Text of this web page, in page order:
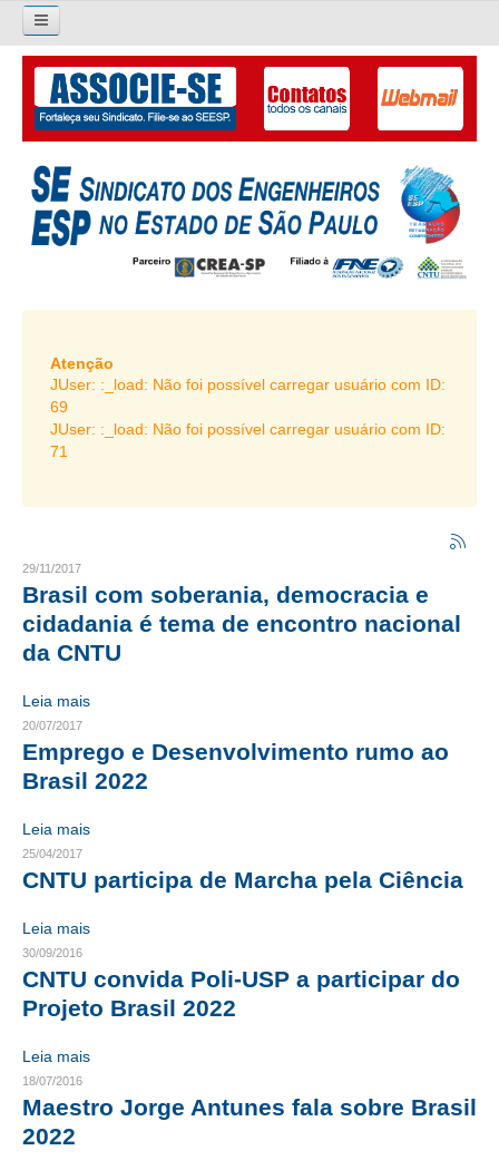
Pesquisar...
O SINDICATO
APRESENTAÇÃO
PALAVRA DO PRESIDENTE
DIRETORIA
LIVRO GESTÃO 2026-2029
SUBSEDES SINDICAIS
GALERIA EX-PRESIDENTES
CONSELHO TECNOLÓGICO
HISTÓRICO E ATUAÇÃO
CONSELHOS ASSESSORES
PERSONALIDADES DA TECNOLOGIA
TRANSPARÊNCIA
CONSULTORIA
CONTRIBUIÇÃO ASSISTENCIAL
CONTRIBUIÇÃO ASSOCIATIVA OU ANUIDADE DE SÓCIO
Atenção
JUser: :_load: Não foi possível carregar usuário com ID:
69
JUser: :_load: Não foi possível carregar usuário com ID:
71
29/11/2017
Brasil com soberania, democracia e
cidadania é tema de encontro nacional
da CNTU
Leia mais
20/07/2017
Emprego e Desenvolvimento rumo ao
Brasil 2022
Leia mais
25/04/2017
CNTU participa de Marcha pela Ciência
Leia mais
30/09/2016
CNTU convida Poli-USP a participar do
Projeto Brasil 2022
Leia mais
18/07/2016
Maestro Jorge Antunes fala sobre Brasil
2022